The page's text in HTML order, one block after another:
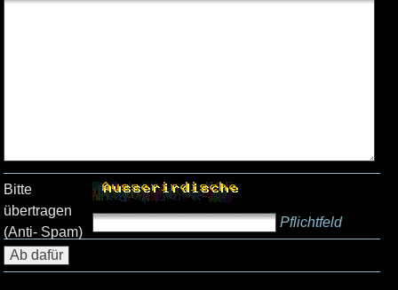
Bitte
übertragen
(Anti- Spam)
Pflichtfeld